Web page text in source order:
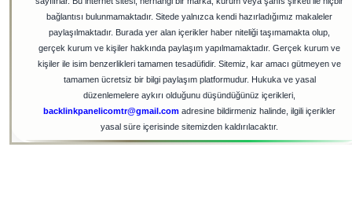
bağlantısı bulunmamaktadır. Sitede yalnızca kendi hazırladığımız makaleler
paylaşılmaktadır. Burada yer alan içerikler haber niteliği taşımamakta olup,
gerçek kurum ve kişiler hakkında paylaşım yapılmamaktadır. Gerçek kurum ve
kişiler ile isim benzerlikleri tamamen tesadüfidir. Sitemiz, kar amacı gütmeyen ve
tamamen ücretsiz bir bilgi paylaşım platformudur. Hukuka ve yasal
düzenlemelere aykırı olduğunu düşündüğünüz içerikleri,
backlinkpanelicomtr@gmail.com adresine bildirmeniz halinde, ilgili içerikler
yasal süre içerisinde sitemizden kaldırılacaktır.